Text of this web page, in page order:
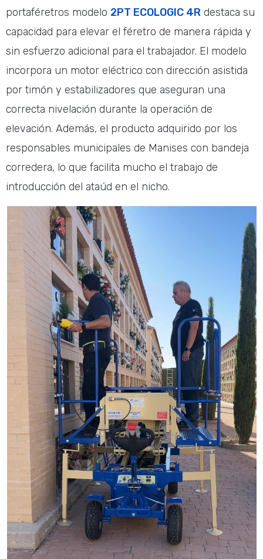
portaféretros modelo 2PT ECOLOGIC 4R destaca su
capacidad para elevar el féretro de manera rápida y
sin esfuerzo adicional para el trabajador. El modelo
incorpora un motor eléctrico con dirección asistida
por timón y estabilizadores que aseguran una
correcta nivelación durante la operación de
elevación. Además, el producto adquirido por los
responsables municipales de Manises con bandeja
corredera, lo que facilita mucho el trabajo de
introducción del ataúd en el nicho.